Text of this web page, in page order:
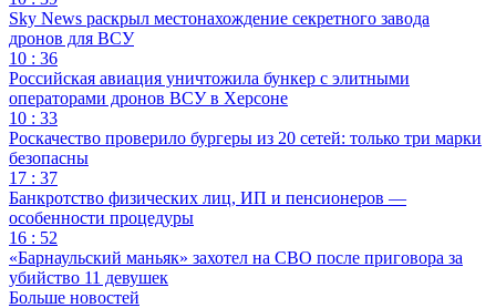
Sky News раскрыл местонахождение секретного завода
дронов для ВСУ
10 : 36
Российская авиация уничтожила бункер с элитными
операторами дронов ВСУ в Херсоне
10 : 33
Роскачество проверило бургеры из 20 сетей: только три марки
безопасны
17 : 37
Банкротство физических лиц, ИП и пенсионеров —
особенности процедуры
16 : 52
«Барнаульский маньяк» захотел на СВО после приговора за
убийство 11 девушек
Больше новостей